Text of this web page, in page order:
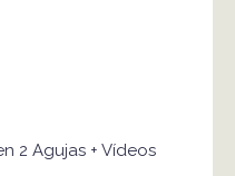
2 Agujas + Vídeos